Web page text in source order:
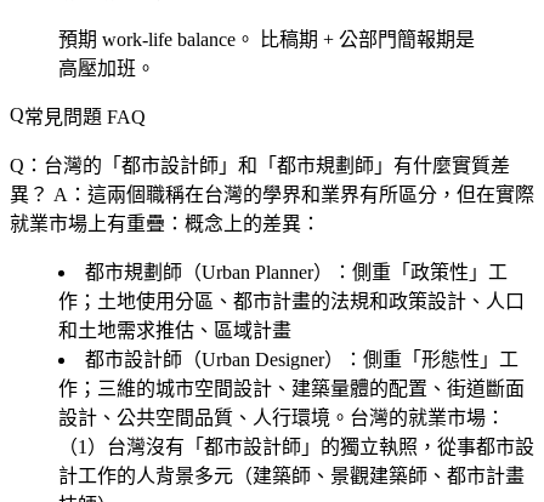
預期 work-life balance。
比稿期 + 公部門簡報期是
高壓加班。
常見問題 FAQ
Q：台灣的「都市設計師」和「都市規劃師」有什麼實質差
異？ A：這兩個職稱在台灣的學界和業界有所區分，但在實際
就業市場上有重疊：概念上的差異：
都市規劃師（Urban Planner）
：側重「政策性」工
作；土地使用分區、都市計畫的法規和政策設計、人口
和土地需求推估、區域計畫
都市設計師（Urban Designer）
：側重「形態性」工
作；三維的城市空間設計、建築量體的配置、街道斷面
設計、公共空間品質、人行環境。台灣的就業市場：
（1）台灣沒有「都市設計師」的獨立執照，從事都市設
計工作的人背景多元（建築師、景觀建築師、都市計畫